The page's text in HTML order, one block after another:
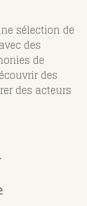
sélection de
des
de
des
des acteurs